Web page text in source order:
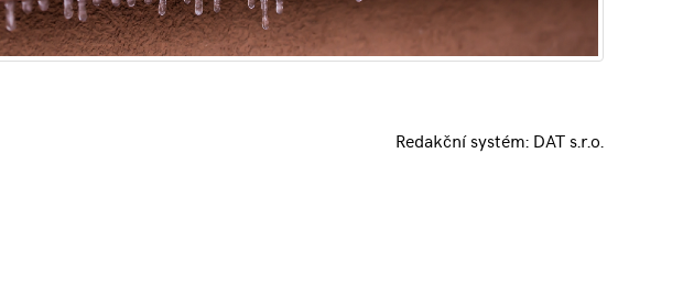
Redakční systém: DAT s.r.o.